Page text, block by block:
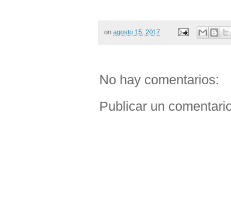
on agosto 15, 2017
No hay comentarios:
Publicar un